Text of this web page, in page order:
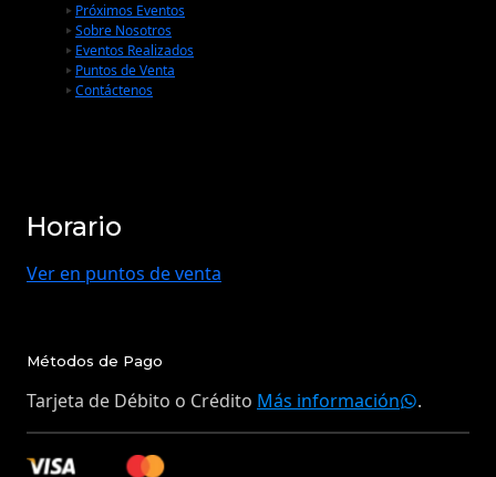
Próximos Eventos
Sobre Nosotros
Eventos Realizados
Puntos de Venta
Contáctenos
Horario
Ver en puntos de venta
Métodos de Pago
Tarjeta de Débito o Crédito Más información .